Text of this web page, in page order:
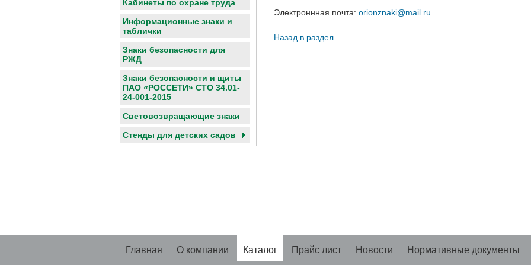
Кабинеты по охране труда
Информационные знаки и
таблички
Знаки безопасности для
РЖД
Знаки безопасности и щиты
ПАО «РОССЕТИ» СТО 34.01-
24-001-2015
Световозвращающие знаки
Cтенды для детских садов
Электроннная почта: orionznaki@mail.ru
Назад в раздел
Главная О компании Каталог Прайс лист Новости Нормативные документы